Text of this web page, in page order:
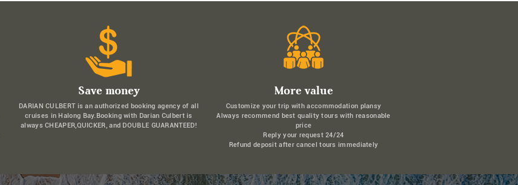
Save money
DARIAN CULBERT is an authorized booking agency of all
cruises in Halong Bay.Booking with Darian Culbert is
always CHEAPER,QUICKER, and DOUBLE GUARANTEED!
More value
Customize your trip with accommodation plansy
Always recommend best quality tours with reasonable
price
Reply your request 24/24
Refund deposit after cancel tours immediately